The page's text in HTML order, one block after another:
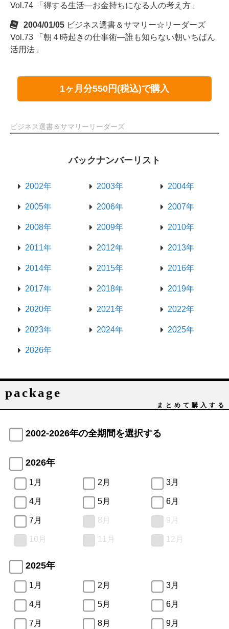
Vol.74 「得する生活―お金持ちになる人の考え方」
2004/01/05 ビジネス選書＆サマリー☆リーダーズ
Vol.73 「朝４時起きの仕事術―誰も知らない朝いちばん
活用法」
1ヶ月分550円(税込)で購入
ビジネス選書＆サマリーリーダーズ
バックナンバーリスト
2002年 2003年 2004年
2005年 2006年 2007年
2008年 2009年 2010年
2011年 2012年 2013年
2014年 2015年 2016年
2017年 2018年 2019年
2020年 2021年 2022年
2023年 2024年 2025年
2026年
package
まとめて購入する
2002-2026年の全期間を選択する
2026年
1月 2月 3月
4月 5月 6月
7月 8月 9月
10月 11月 12月
2025年
1月 2月 3月
4月 5月 6月
7月 8月 9月